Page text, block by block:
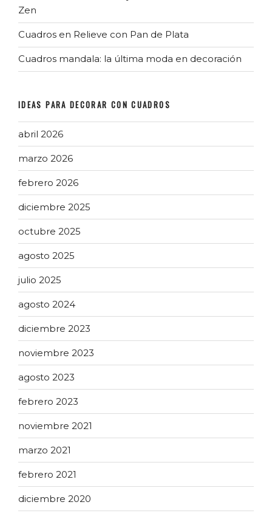
Zen
Cuadros en Relieve con Pan de Plata
Cuadros mandala: la última moda en decoración
IDEAS PARA DECORAR CON CUADROS
abril 2026
marzo 2026
febrero 2026
diciembre 2025
octubre 2025
agosto 2025
julio 2025
agosto 2024
diciembre 2023
noviembre 2023
agosto 2023
febrero 2023
noviembre 2021
marzo 2021
febrero 2021
diciembre 2020